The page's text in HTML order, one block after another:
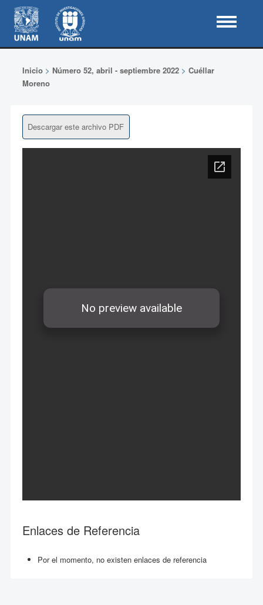
Inicio> Número 52, abril - septiembre 2022> Cuéllar
Moreno
Descargar este archivo PDF
Enlaces de Referencia
Por el momento, no existen enlaces de referencia